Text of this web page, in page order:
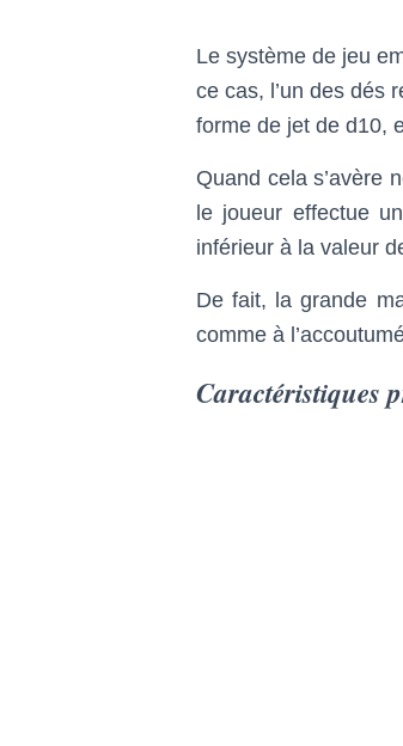
Le système de jeu
ce cas, l’un des dés
forme de jet de d10,
Quand cela s’avère
le joueur effectue
inférieur à la valeur
De fait, la grande
comme à
Caractéristiques